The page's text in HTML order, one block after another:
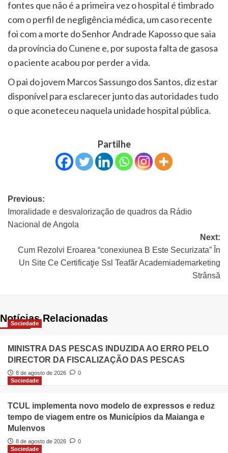
fontes que não é a primeira vez o hospital é timbrado
com o perfil de negligência médica, um caso recente
foi com a morte do Senhor Andrade Kaposso que saia
da província do Cunene e, por suposta falta de gasosa
o paciente acabou por perder a vida.
O pai do jovem Marcos Sassungo dos Santos, diz estar
disponível para esclarecer junto das autoridades tudo
o que aconeteceu naquela unidade hospital pública.
Partilhe
Previous:
Imoralidade e desvalorização de quadros da Rádio
Nacional de Angola
Next:
Cum Rezolvi Eroarea “conexiunea B Este Securizata” În
Un Site Ce Certificaţie Ssl Teafăr Academiademarketing
Strânsă
Notícias Relacionadas
Sociedade
MINISTRA DAS PESCAS INDUZIDA AO ERRO PELO
DIRECTOR DA FISCALIZAÇÃO DAS PESCAS
8 de agosto de 2026
0
Sociedade
TCUL implementa novo modelo de expressos e reduz
tempo de viagem entre os Municípios da Maianga e
Mulenvos
8 de agosto de 2026
0
Sociedade